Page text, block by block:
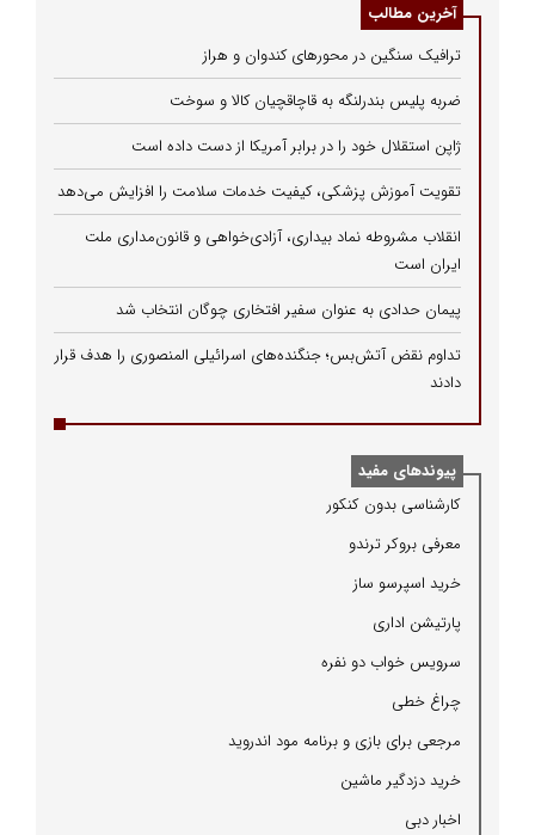
آخرین مطالب
ترافیک سنگین در محورهای کندوان و هراز
ضربه پلیس بندرلنگه به قاچاقچیان کالا و سوخت
ژاپن استقلال خود را در برابر آمریکا از دست داده است
تقویت آموزش پزشکی، کیفیت خدمات سلامت را افزایش می‌دهد
انقلاب مشروطه نماد بیداری، آزادی‌خواهی و قانون‌مداری ملت
ایران است
پیمان حدادی به عنوان سفیر افتخاری چوگان انتخاب شد
تداوم نقض آتش‌بس؛ جنگنده‌های اسرائیلی المنصوری را هدف قرار
دادند
پیوندهای مفید
كارشناسی بدون كنكور
معرفی بروكر ترندو
خرید اسپرسو ساز
پارتیشن اداری
سرویس خواب دو نفره
چراغ خطی
مرجعی برای بازی و برنامه مود اندروید
خرید دزدگیر ماشین
اخبار دبی